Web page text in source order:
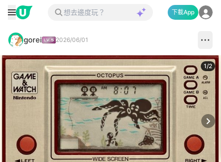
下載App
gorei 2026/06/01
1/2